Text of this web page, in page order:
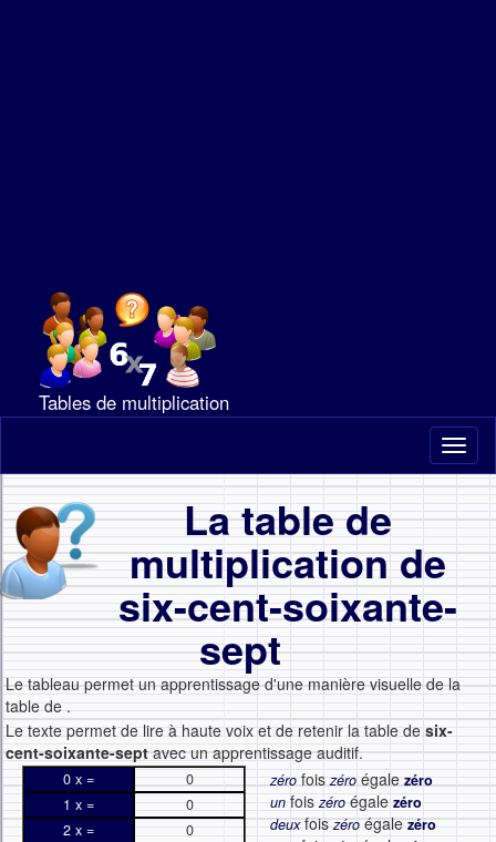
Tables de multiplication
La table de
multiplication de
six-cent-soixante-
sept
Le tableau permet un apprentissage d'une manière visuelle de la
table de .
Le texte permet de lire à haute voix et de retenir la table de six-
cent-soixante-septavec un apprentissage auditif.
0 x =
0
1 x =
0
2 x =
0
zérofoiszéroégalezéro
un foiszéro égale zéro
deuxfoiszéroégalezéro